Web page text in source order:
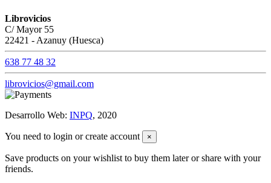
Librovicios
C/ Mayor 55
22421 - Azanuy (Huesca)
638 77 48 32
librovicios@gmail.com
Desarrollo Web: INPQ, 2020
You need to login or create account ×
Save products on your wishlist to buy them later or share with your
friends.